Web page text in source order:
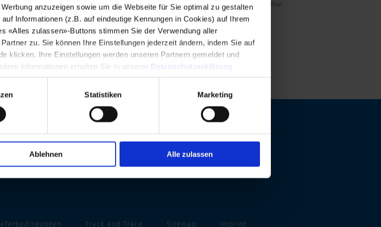
anzuzeigen sowie um die Webseite für Sie optimal zu gestalten
Informationen (z.B. auf eindeutige Kennungen in Cookies) auf Ihrem
«Alles zulassen»-Buttons stimmen Sie der Verwendung aller
zu. Sie können Ihre Einstellungen jederzeit ändern, indem Sie auf
klicken. Ihre Einstellungen werden unseren Partnern gemeldet und
Informationen erhalten Sie in unserer Datenschutzerklärung
Statistiken Marketing
Ablehnen Alle zulassen
IEC Gerätestecker C14 mit Gerätesteckdose F, Netzschalter 2-polig und Spannungswähler
Track and Trace Sitemap Imprint